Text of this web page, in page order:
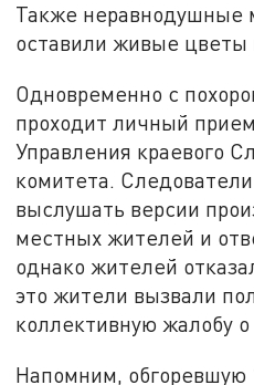
Также неравнодушные
оставили живые цветы
Одновременно с
проходит личный
Управления краевого
комитета.
выслушать версии
местных жителей и
однако жителей
это жители вызвали
коллективную жалобу
Напомним,